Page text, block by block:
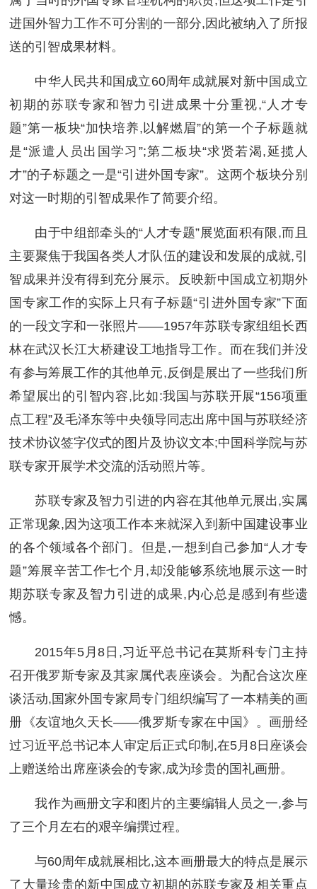
进国外智力工作不可分割的一部分,因此被纳入了所报
送的引智成果材料。
中华人民共和国成立60周年成就展对新中国成立
初期的苏联专家和智力引进成果十分重视,“人才专
题”第一板块“加快培养,以解燃眉”的第一个子标题就
是“派遣人员出国学习”;第二板块“求贤若渴,延揽人
才”的子标题之一是“引进外国专家”。这两个板块分别
对这一时期的引智成果作了简要介绍。
由于中组部牵头的“人才专题”展览面积有限,而且
主要聚焦于我国各类人才队伍的建设和发展的成就,引
智成果并没有得到充分展示。反映新中国成立初期外
国专家工作的实际上只有子标题“引进外国专家”下面
的一段文字和一张照片——1957年苏联专家组组长西
林在武汉长江大桥建设工地指导工作。而在我们并没
有参与筹展工作的其他单元,反倒是展出了一些我们所
希望展出的引智内容,比如:我国与苏联开展“156项重
点工程”及毛泽东等中央领导同志出席中国与苏联经济
技术协议签字仪式的图片及协议文本;中国科学院与苏
联专家开展学术交流的活动照片等。
苏联专家及智力引进的内容在其他单元展出,实属
正常现象,因为这项工作本来就深入到新中国建设事业
的各个领域各个部门。但是,一想到自己参加“人才专
题”筹展辛苦工作七个月,却没能够系统地展示这一时
期苏联专家及智力引进的成果,内心总是感到有些遗
憾。
2015年5月8日,习近平总书记在莫斯科专门主持
召开俄罗斯专家及其家属代表座谈会。为配合这次座
谈活动,国家外国专家局专门组织编写了一本精美的画
册《友谊地久天长——俄罗斯专家在中国》。画册经
过习近平总书记本人审定后正式印制,在5月8日座谈会
上赠送给出席座谈会的专家,成为珍贵的国礼画册。
我作为画册文字和图片的主要编辑人员之一,参与
了三个月左右的艰辛编撰过程。
与60周年成就展相比,这本画册最大的特点是展示
了大量珍贵的新中国成立初期的苏联专家及相关重点